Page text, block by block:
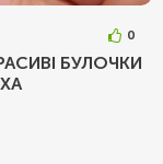
0
БУЛОЧКИ